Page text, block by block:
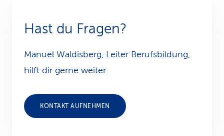
Hast du Fragen?
Manuel Waldisberg, Leiter Berufsbildung,
hilft dir gerne weiter.
KONTAKT AUFNEHMEN